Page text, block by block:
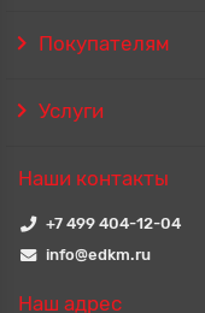
Покупателям
Услуги
Наши контакты
+7 499 404-12-04
info@edkm.ru
Наш адрес